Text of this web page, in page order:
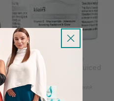
DEAR, KLAIRS FRESHLY JUICED
DEAR, KLAIRS Freshly Juiced
Vitamin E Mask 15 мл
Витаминная маска для сияния
кожи